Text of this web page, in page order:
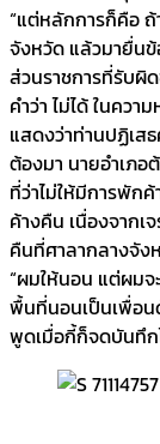
“แต่หลักการก็คือ
จังหวัด แล้วมายื่นข้
ส่วนราชการที่รับผิ
คำว่า ไม่ได้ ในควา
แสดงว่าท่านปฏิเส
ต้องมา นายอำเภอ
ที่ว่าไม่ให้มีการพัก
ค้างคืน เนื่องจากเ
คืนที่ศาลากลางจัง
“ผมให้นอน แต่ผมจ
พื้นที่นอนเป็นเพื่อน
พูดเมื่อกี้ก็จดบันทึก